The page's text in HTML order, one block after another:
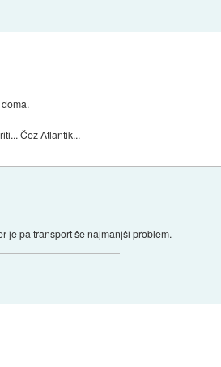
Čez Atlantik...
je pa transport še najmanjši problem.